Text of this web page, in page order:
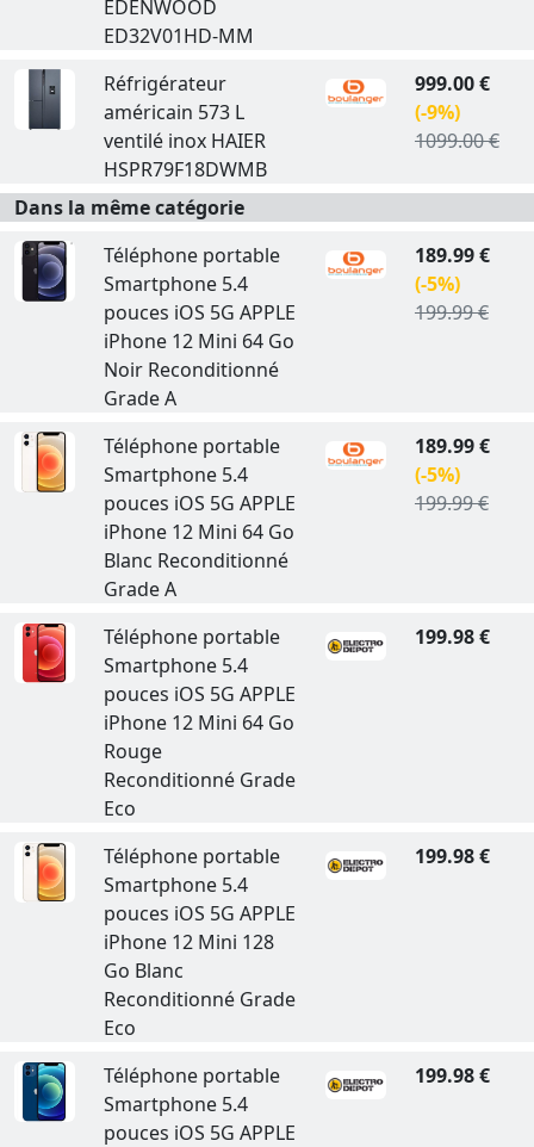
EDENWOOD
ED32V01HD-MM
Réfrigérateur
américain 573 L
ventilé inox HAIER
HSPR79F18DWMB
999.00 €
(-9%)
1099.00 €
Dans la même catégorie
Téléphone portable
Smartphone 5.4
pouces iOS 5G APPLE
iPhone 12 Mini 64 Go
Noir Reconditionné
Grade A
189.99 €
(-5%)
199.99 €
Téléphone portable
Smartphone 5.4
pouces iOS 5G APPLE
iPhone 12 Mini 64 Go
Blanc Reconditionné
Grade A
189.99 €
(-5%)
199.99 €
Téléphone portable
Smartphone 5.4
pouces iOS 5G APPLE
iPhone 12 Mini 64 Go
Rouge
Reconditionné Grade
Eco
199.98 €
Téléphone portable
Smartphone 5.4
pouces iOS 5G APPLE
iPhone 12 Mini 128
Go Blanc
Reconditionné Grade
Eco
199.98 €
Téléphone portable
Smartphone 5.4
pouces iOS 5G APPLE
199.98 €